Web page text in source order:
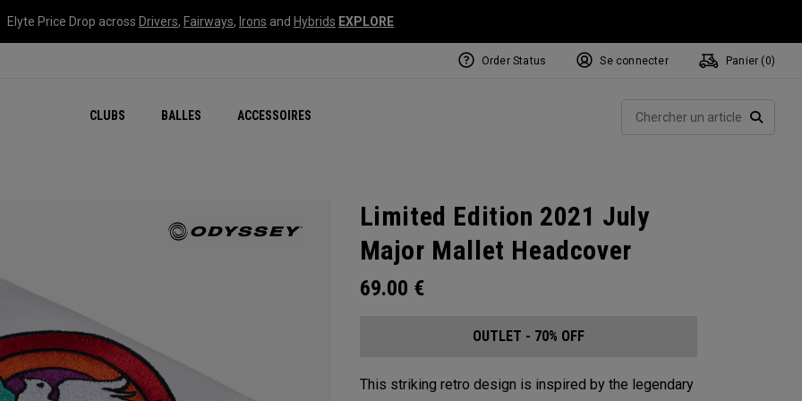
Elyte Price Drop across Drivers, Fairways, Irons and Hybrids EXPLORE
CLUBS BALLES ACCESSOIRES
Order Status Se connecter Panier ( 0)
Limited Edition 2021 July
Major Mallet Headcover
69.00 €
OUTLET - 70% OFF
This striking retro design is inspired by the legendary